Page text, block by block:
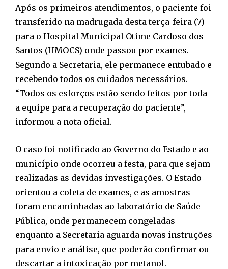
Após os primeiros atendimentos, o paciente foi
transferido na madrugada desta terça-feira (7)
para o Hospital Municipal Otime Cardoso dos
Santos (HMOCS) onde passou por exames.
Segundo a Secretaria, ele permanece entubado e
recebendo todos os cuidados necessários.
“Todos os esforços estão sendo feitos por toda
a equipe para a recuperação do paciente”,
informou a nota oficial.
O caso foi notificado ao Governo do Estado e ao
município onde ocorreu a festa, para que sejam
realizadas as devidas investigações. O Estado
orientou a coleta de exames, e as amostras
foram encaminhadas ao laboratório de Saúde
Pública, onde permanecem congeladas
enquanto a Secretaria aguarda novas instruções
para envio e análise, que poderão confirmar ou
descartar a intoxicação por metanol.